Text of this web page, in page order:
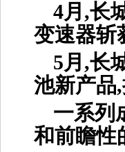
4月,长
变速器斩
5月,长
池新产品
一系列
和前瞻性